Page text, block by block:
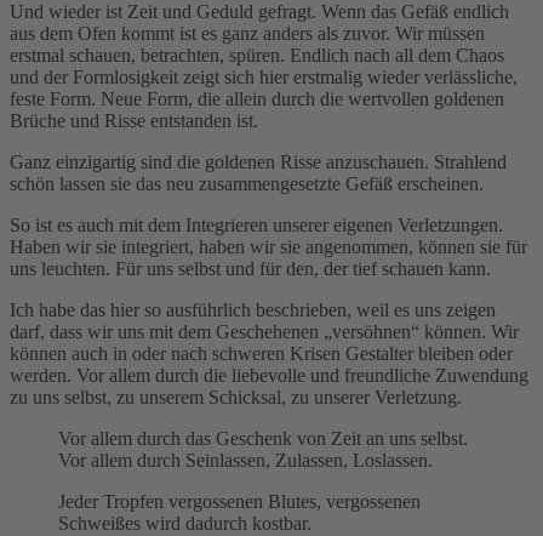
Und wieder ist Zeit und Geduld gefragt. Wenn das Gefäß endlich
aus dem Ofen kommt ist es ganz anders als zuvor. Wir müssen
erstmal schauen, betrachten, spüren. Endlich nach all dem Chaos
und der Formlosigkeit zeigt sich hier erstmalig wieder verlässliche,
feste Form. Neue Form, die allein durch die wertvollen goldenen
Brüche und Risse entstanden ist.
Ganz einzigartig sind die goldenen Risse anzuschauen. Strahlend
schön lassen sie das neu zusammengesetzte Gefäß erscheinen.
So ist es auch mit dem Integrieren unserer eigenen Verletzungen.
Haben wir sie integriert, haben wir sie angenommen, können sie für
uns leuchten. Für uns selbst und für den, der tief schauen kann.
Ich habe das hier so ausführlich beschrieben, weil es uns zeigen
darf, dass wir uns mit dem Geschehenen „versöhnen“ können. Wir
können auch in oder nach schweren Krisen Gestalter bleiben oder
werden. Vor allem durch die liebevolle und freundliche Zuwendung
zu uns selbst, zu unserem Schicksal, zu unserer Verletzung.
Vor allem durch das Geschenk von Zeit an uns selbst.
Vor allem durch Seinlassen, Zulassen, Loslassen.
Jeder Tropfen vergossenen Blutes, vergossenen
Schweißes wird dadurch kostbar.